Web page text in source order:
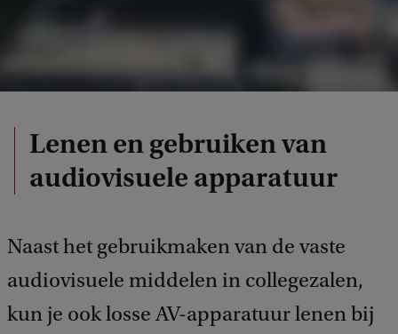
Lenen en gebruiken van
audiovisuele apparatuur
Naast het gebruikmaken van de vaste
audiovisuele middelen in collegezalen,
kun je ook losse AV-apparatuur lenen bij